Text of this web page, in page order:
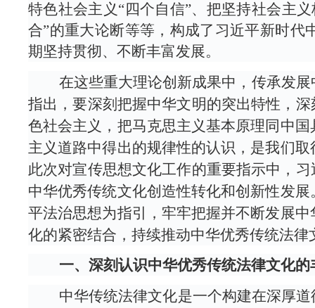
特色社会主义“四个自信”、把坚持社会主
合”的重大论断等等，构成了习近平新时代
期坚持贯彻、不断丰富发展。
在这些重大理论创新成果中，传承发展
指出，要深刻把握中华文明的突出特性，
色社会主义，把马克思主义基本原理同中
主义道路中得出的规律性的认识，是我们
此次对宣传思想文化工作的重要指示中，
中华优秀传统文化创造性转化和创新性发
平法治思想为指引，牢牢把握并不断发展
化的紧密结合，持续推动中华优秀传统法
一、深刻认识中华优秀传统法律文化的
中华传统法律文化是一个构建在深厚道